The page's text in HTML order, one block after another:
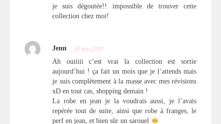
je suis dégoutée!! impossible de trouver cette
collection chez moi!
Jenn 20 mai 2010
Ah ouiiiii c’est vrai la collection est sortie
aujourd’hui ! ça fait un mois que je l’attends mais
je suis complètement à la masse avec mes révisions
xD en tout cas, shopping demain !
La robe en jean je la voudrais aussi, je l’avais
repérée tout de suite, ainsi que robe à franges, le
perf en jean, et bien sûr un sarouel